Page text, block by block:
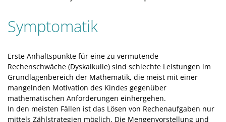
Symptomatik
Erste Anhaltspunkte für eine zu vermutende
Rechenschwäche (Dyskalkulie) sind schlechte Leistungen im
Grundlagenbereich der Mathematik, die meist mit einer
mangelnden Motivation des Kindes gegenüber
mathematischen Anforderungen einhergehen.
In den meisten Fällen ist das Lösen von Rechenaufgaben nur
mittels Zählstrategien möglich. Die Mengenvorstellung und